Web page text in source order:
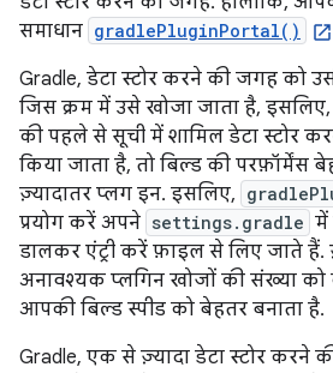
समाधान gradlePluginPortal()
Gradle, डेटा स्टोर करने की जगह को
जिस क्रम में उसे खोजा जाता है,
की पहले से सूची में शामिल डेटा स्टोर
किया जाता है, तो बिल्ड की परफ़ॉर्मेंस
ज़्यादातर प्लग इन. इसलिए,
प्रयोग करें अपने settings.gradle में
डालकर एंट्री करें फ़ाइल से लिए जाते हैं.
अनावश्यक प्लगिन खोजों की संख्या
आपकी बिल्ड स्पीड को बेहतर बनाता है.
Gradle, एक से ज़्यादा डेटा स्टोर करने